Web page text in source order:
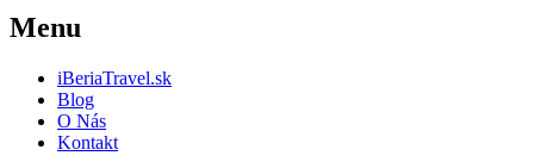
Menu
iBeriaTravel.sk
Blog
O Nás
Kontakt